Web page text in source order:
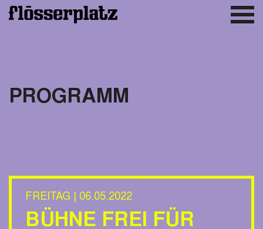
PROGRAMM
FREITAG | 06.05.2022
BÜHNE FREI FÜR